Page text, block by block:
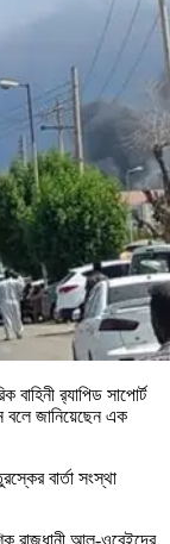
র‍্যাপিড সাপোর্ট
জানিয়েছেন এক
বার্তা সংস্থা
রাজধানী আল-ওবেইদের